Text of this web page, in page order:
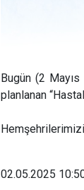
Bugün (2
planlanan
02.05.2025